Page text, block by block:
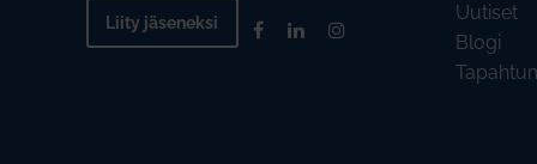
Liity jäseneksi
Uutiset
Blogi